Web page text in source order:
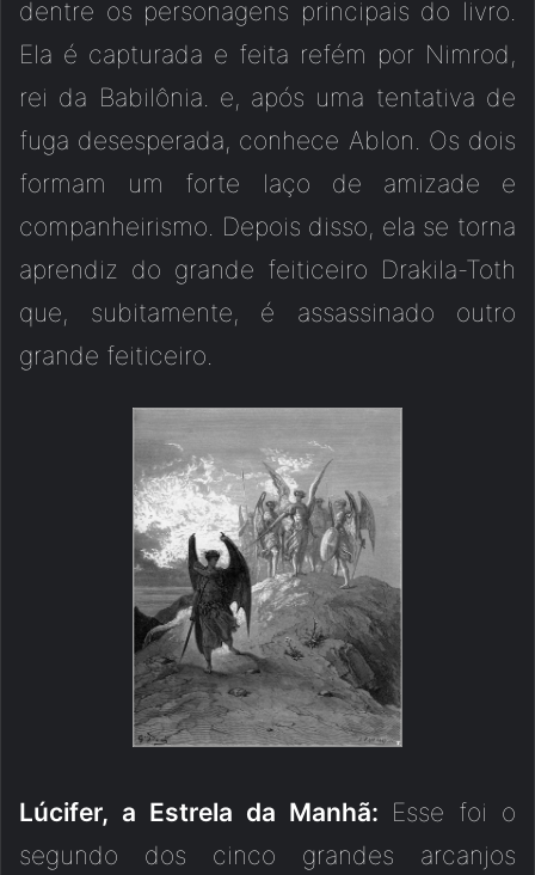
dentre os personagens principais do livro.
Ela é capturada e feita refém por Nimrod,
rei da Babilônia. e, após uma tentativa de
fuga desesperada, conhece Ablon. Os dois
formam um forte laço de amizade e
companheirismo. Depois disso, ela se torna
aprendiz do grande feiticeiro Drakila-Toth
que, subitamente, é assassinado outro
grande feiticeiro.
Lúcifer, a Estrela da Manhã: Esse foi o
segundo dos cinco grandes arcanjos